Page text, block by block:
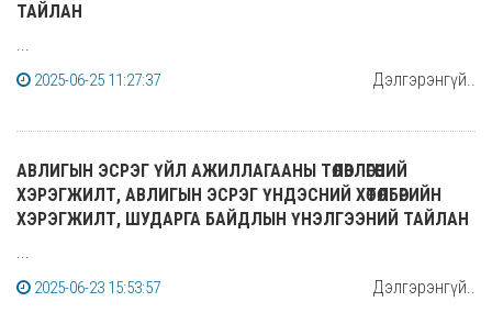
ТАЙЛАН
...
2025-06-25 11:27:37
Дэлгэрэнгүй..
АВЛИГЫН ЭСРЭГ ҮЙЛ АЖИЛЛАГААНЫ ТӨЛӨВЛӨГӨӨНИЙ
ХЭРЭГЖИЛТ, АВЛИГЫН ЭСРЭГ ҮНДЭСНИЙ ХӨТӨЛБӨРИЙН
ХЭРЭГЖИЛТ, ШУДАРГА БАЙДЛЫН ҮНЭЛГЭЭНИЙ ТАЙЛАН
...
2025-06-23 15:53:57
Дэлгэрэнгүй..